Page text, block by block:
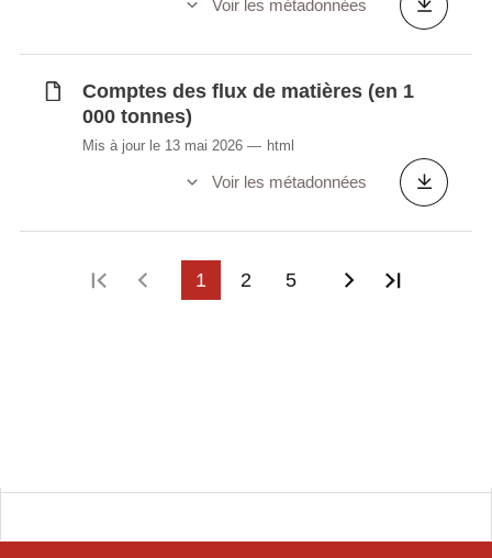
Synchronisé automatiquement depuis labase de
données LUSTAT
Voir les métadonnées
Comptes des flux de matières (en 1
000 tonnes)
Mis à jour le 13 mai 2026 html
Voir les métadonnées
Première page
Page précédente
1 2 5 Page